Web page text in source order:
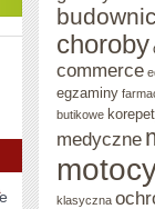
choroby
commerce
egzaminy
butikowe
medyczne
klasyczna